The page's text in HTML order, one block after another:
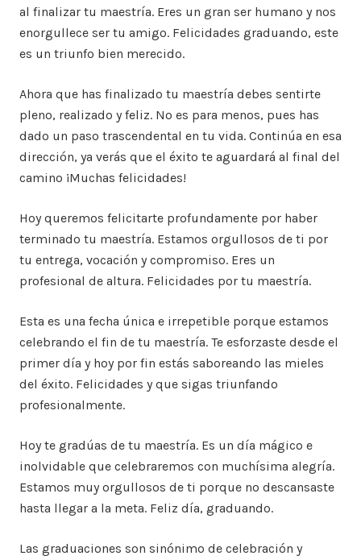
al finalizar tu maestría. Eres un gran ser humano y nos
enorgullece ser tu amigo. Felicidades graduando, este
es un triunfo bien merecido.
Ahora que has finalizado tu maestría debes sentirte
pleno, realizado y feliz. No es para menos, pues has
dado un paso trascendental en tu vida. Continúa en esa
dirección, ya verás que el éxito te aguardará al final del
camino ¡Muchas felicidades!
Hoy queremos felicitarte profundamente por haber
terminado tu maestría. Estamos orgullosos de ti por
tu entrega, vocación y compromiso. Eres un
profesional de altura. Felicidades por tu maestría.
Esta es una fecha única e irrepetible porque estamos
celebrando el fin de tu maestría. Te esforzaste desde el
primer día y hoy por fin estás saboreando las mieles
del éxito. Felicidades y que sigas triunfando
profesionalmente.
Hoy te gradúas de tu maestría. Es un día mágico e
inolvidable que celebraremos con muchísima alegría.
Estamos muy orgullosos de ti porque no descansaste
hasta llegar a la meta. Feliz día, graduando.
Las graduaciones son sinónimo de celebración y